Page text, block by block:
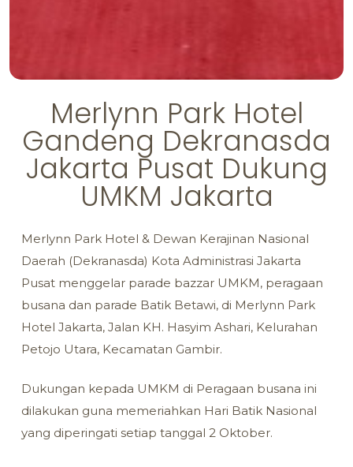
Merlynn Park Hotel
Gandeng Dekranasda
Jakarta Pusat Dukung
UMKM Jakarta
Merlynn Park Hotel & Dewan Kerajinan Nasional
Daerah (Dekranasda) Kota Administrasi Jakarta
Pusat menggelar parade bazzar UMKM, peragaan
busana dan parade Batik Betawi, di Merlynn Park
Hotel Jakarta, Jalan KH. Hasyim Ashari, Kelurahan
Petojo Utara, Kecamatan Gambir.
Dukungan kepada UMKM di Peragaan busana ini
dilakukan guna memeriahkan Hari Batik Nasional
yang diperingati setiap tanggal 2 Oktober.